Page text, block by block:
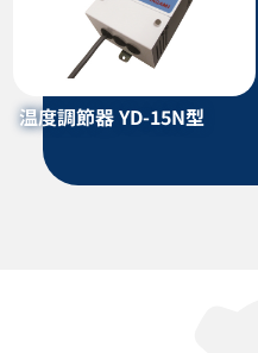
一斗缶ヒーター YNS型
カタログダウンロード
温度調節器 YD-15N型